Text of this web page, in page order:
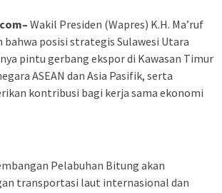
Wakil Presiden (Wapres) K.H. Ma’ruf
posisi strategis Sulawesi Utara
pintu gerbang ekspor di Kawasan Timur
ASEAN dan Asia Pasifik, serta
kontribusi bagi kerja sama ekonomi
Pelabuhan Bitung akan
transportasi laut internasional dan